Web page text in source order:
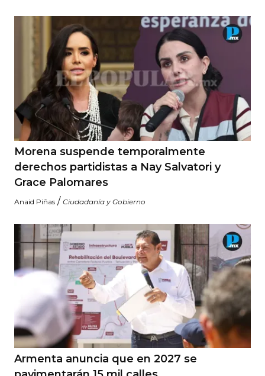
Morena suspende temporalmente
derechos partidistas a Nay Salvatori y
Grace Palomares
Anaid Piñas / Ciudadanía y Gobierno
Armenta anuncia que en 2027 se